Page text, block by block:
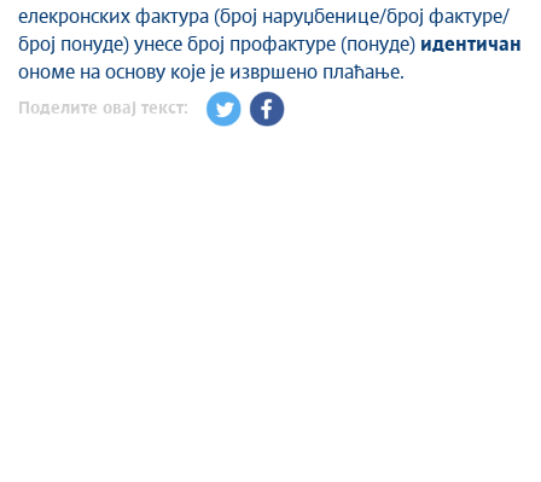
елекронских фактура (број наруџбенице/број фактуре/
број понуде) унесе број профактуре (понуде) идентичан
ономе на основу које је извршено плаћање.
Поделите овај текст: